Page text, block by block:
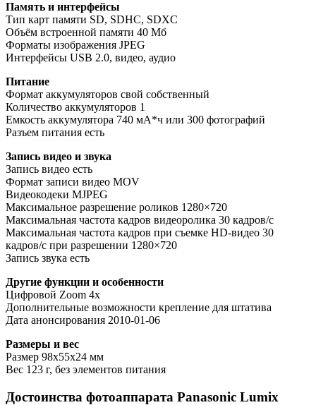
Память и интерфейсы
Тип карт памяти SD, SDHC, SDXC
Объём встроенной памяти 40 Мб
Форматы изображения JPEG
Интерфейсы USB 2.0, видео, аудио
Питание
Формат аккумуляторов свой собственный
Количество аккумуляторов 1
Емкость аккумулятора 740 мА*ч или 300 фотографий
Разъем питания есть
Запись видео и звука
Запись видео есть
Формат записи видео MOV
Видеокодеки MJPEG
Максимальное разрешение роликов 1280×720
Максимальная частота кадров видеоролика 30 кадров/с
Максимальная частота кадров при съемке HD-видео 30
кадров/с при разрешении 1280×720
Запись звука есть
Другие функции и особенности
Цифровой Zoom 4x
Дополнительные возможности крепление для штатива
Дата анонсирования 2010-01-06
Размеры и вес
Размер 98x55x24 мм
Вес 123 г, без элементов питания
Достоинства фотоаппарата Panasonic Lumix